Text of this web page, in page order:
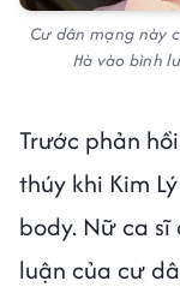
Cư dân mạng này
Hà vào bình
Trước phản
thúy khi Kim
body. Nữ ca
luận của cư